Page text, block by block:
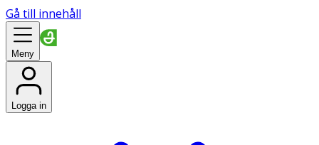
Gå till innehåll
Meny
Logga in